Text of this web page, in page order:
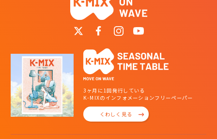
3ヶ月に1回発行している
K-MIXのインフォメーションフリーペーパー
くわしく見る